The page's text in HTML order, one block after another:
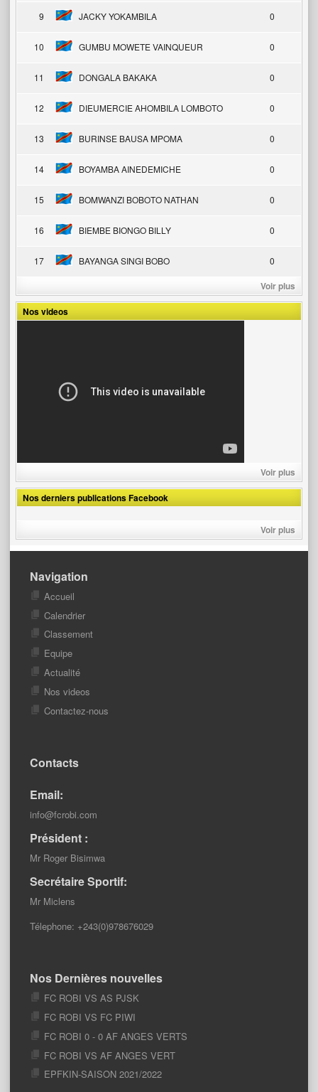
9 JACKY YOKAMBILA 0
10 GUMBU MOWETE VAINQUEUR 0
11 DONGALA BAKAKA 0
12 DIEUMERCIE AHOMBILA LOMBOTO 0
13 BURINSE BAUSA MPOMA 0
14 BOYAMBA AINEDEMICHE 0
15 BOMWANZI BOBOTO NATHAN 0
16 BIEMBE BIONGO BILLY 0
17 BAYANGA SINGI BOBO 0
Voir plus
Nos videos
Voir plus
Nos derniers publications Facebook
Voir plus
Navigation
Accueil
Calendrier
Classement
Equipe
Actualité
Nos videos
Contactez-nous
Contacts
Email:
info@fcrobi.com
Président :
Mr Roger Bisimwa
Secrétaire Sportif:
Mr Miclens
Télephone: +243(0)978676029
Nos Dernières nouvelles
FC ROBI VS AS PJSK
FC ROBI VS FC PIWI
FC ROBI 0 - 0 AF ANGES VERTS
FC ROBI VS AF ANGES VERT
EPFKIN-SAISON 2021/2022